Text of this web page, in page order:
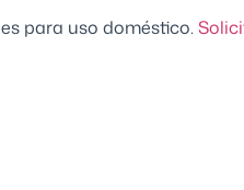
para uso doméstico.